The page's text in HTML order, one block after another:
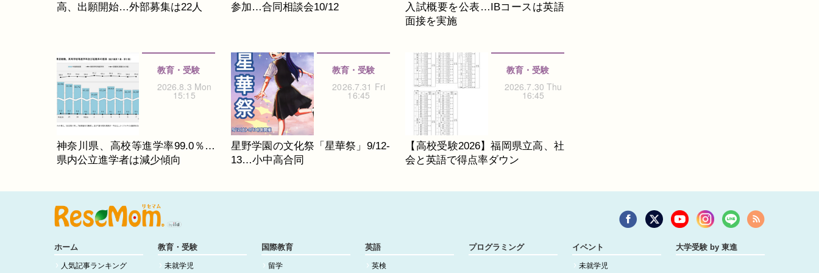
高、出願開始…外部募集は22人 参加…合同相談会10/12
入試概要を公表…IBコースは英語
面接を実施
神奈川県、高校等進学率99.0％…
県内公立進学者は減少傾向
教育・受験
2026.8.3 Mon
15:15
星野学園の文化祭「星華祭」9/12-
13…小中高合同
教育・受験
2026.7.31 Fri
16:45
【高校受験2026】福岡県立高、社
会と英語で得点率ダウン
教育・受験
2026.7.30 Thu
16:45
ホーム
人気記事ランキング
教育・受験
未就学児
国際教育
留学
英語
英検
プログラミング イベント
未就学児
大学受験 by 東進